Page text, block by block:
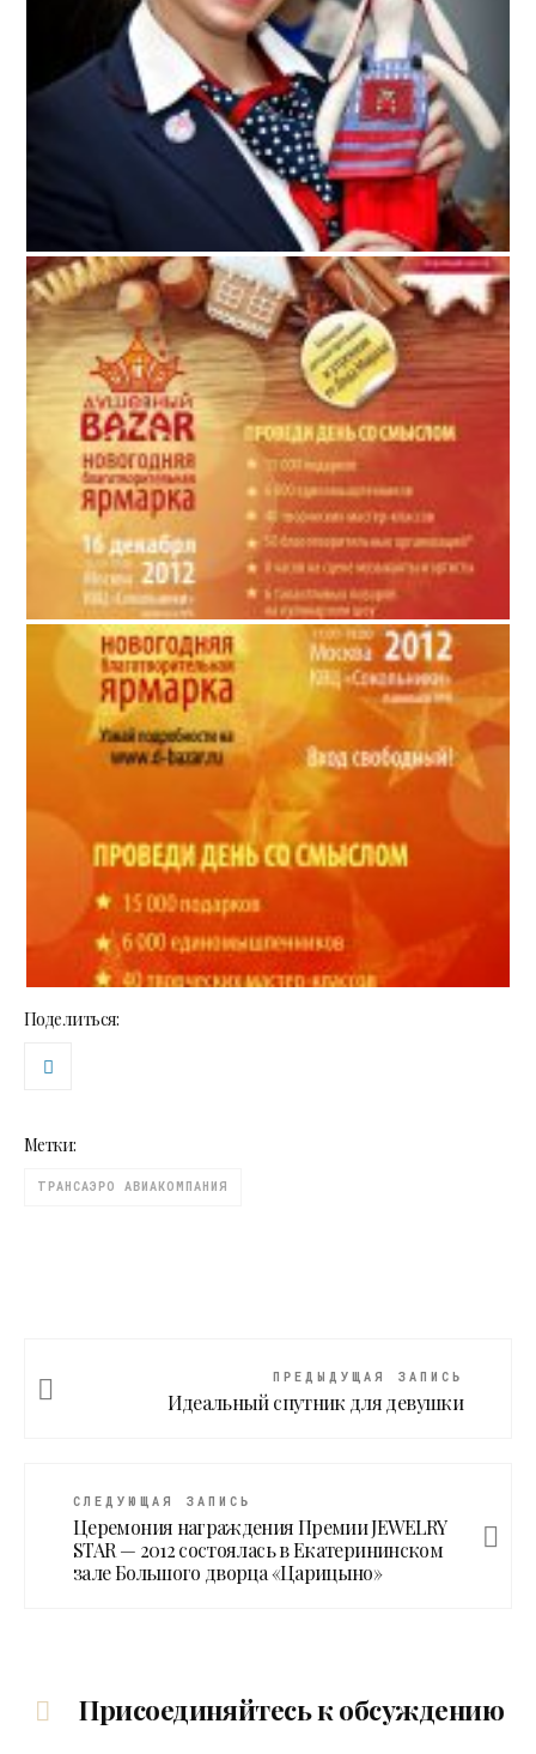
Поделиться:
Метки:
ТРАНСАЭРО АВИАКОМПАНИЯ
ПРЕДЫДУЩАЯ ЗАПИСЬ
Идеальный спутник для девушки
СЛЕДУЮЩАЯ ЗАПИСЬ
Церемония награждения Премии JEWELRY
STAR — 2012 состоялась в Екатерининском
зале Большого дворца «Царицыно»
Присоединяйтесь к обсуждению